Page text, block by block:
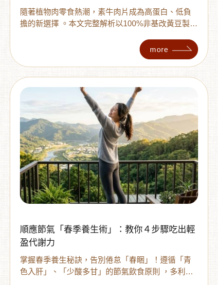
隨著植物肉零食熱潮，素牛肉片成為高蛋白、低負
擔的新選擇 。本文完整解析以100%非基改黃豆製作
無膽固醇 。無論是健身族、上班族或素食者，教你
掌握4大重點聰明挑選，健康解饞無負擔 。
more
順應節氣「春季養生術」：教你４步驟吃出輕
盈代謝力
掌握春季養生秘訣，告別倦怠「春睏」！遵循「青
色入肝」、「少酸多甘」的節氣飲食原則 ，多利多